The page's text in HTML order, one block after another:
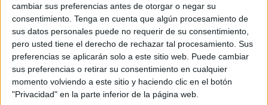
cambiar sus preferencias antes de otorgar o negar su
consentimiento. Tenga en cuenta que algún procesamiento de
sus datos personales puede no requerir de su consentimiento,
pero usted tiene el derecho de rechazar tal procesamiento. Sus
preferencias se aplicarán solo a este sitio web. Puede cambiar
sus preferencias o retirar su consentimiento en cualquier
momento volviendo a este sitio y haciendo clic en el botón
"Privacidad" en la parte inferior de la página web.